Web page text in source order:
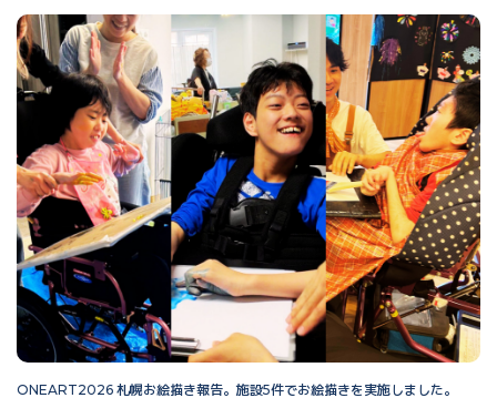
ONEART2026 札幌お絵描き報告。施設5件でお絵描きを実施しました。